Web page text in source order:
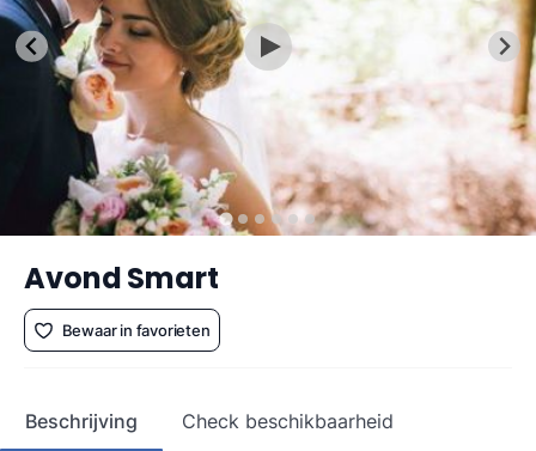
Avond Smart
Bewaar in favorieten
Beschrijving Check beschikbaarheid